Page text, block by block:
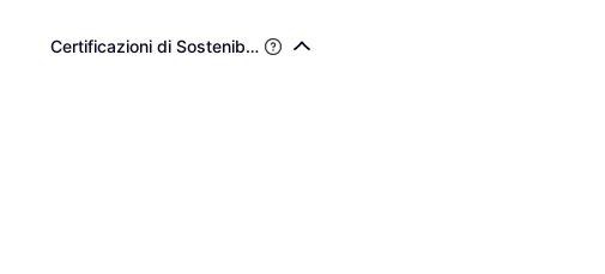
Certificazioni di Sostenibilità di Terze Parti